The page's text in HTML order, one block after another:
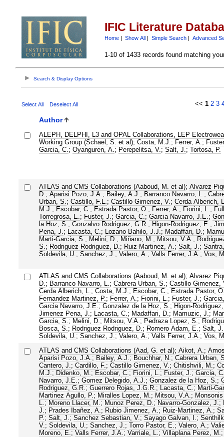
IFIC Literature
Home| Show All| Simple Search| Advanced
1-10 of 1433 records found matching
Search & Display Options
Select All Deselect All << 1 2 3
Author
ALEPH, DELPHI, L3 and OPAL Collaborations, LEP
Working Group (Schael, S. et al); Costa, M.J. ; Ferrer, A. ;
Garcia, C. ; Oyanguren, A. ; Perepelitsa, V. ; Salt, J. ; Tortosa, P.
ATLAS and CMS Collaborations (Aaboud, M. et al); Alvarez
D. ; Aparisi Pozo, J.A. ; Bailey, A.J. ; Barranco Navarro, L. ;
Urban, S. ; Castillo, F.L. ; Castillo Gimenez, V. ; Cerda Alberich,
M.J. ; Escobar, C. ; Estrada Pastor, O. ; Ferrer, A. ; Fiorini, L. ;
Torregrosa, E. ; Fuster, J. ; Garcia, C. ; Garcia Navarro, J.E. ;
la Hoz, S. ; Gonzalvo Rodriguez, G.R. ; Higon-Rodriguez, E. ;
Pena, J. ; Lacasta, C. ; Lozano Bahilo, J.J. ; Madaffari, D. ;
Marti-Garcia, S. ; Melini, D. ; Miñano, M. ; Mitsou, V.A. ;
S. ; Rodriguez Rodriguez, D. ; Ruiz-Martinez, A. ; Salt, J. ;
Soldevila, U. ; Sanchez, J. ; Valero, A. ; Valls Ferrer, J.A. ; Vos,
ATLAS and CMS Collaborations (Aaboud, M. et al); Alvarez
D. ; Barranco Navarro, L. ; Cabrera Urban, S. ; Castillo Gimenez,
Cerda Alberich, L. ; Costa, M.J. ; Escobar, C. ; Estrada Pastor,
Fernandez Martinez, P. ; Ferrer, A. ; Fiorini, L. ; Fuster, J. ;
Garcia Navarro, J.E. ; Gonzalez de la Hoz, S. ; Higon-
Jimenez Pena, J. ; Lacasta, C. ; Madaffari, D. ; Mamuzic, J. ;
Garcia, S. ; Melini, D. ; Mitsou, V.A. ; Pedraza Lopez, S. ;
Bosca, S. ; Rodriguez Rodriguez, D. ; Romero Adam, E. ; Salt, J.
Soldevila, U. ; Sanchez, J. ; Valero, A. ; Valls Ferrer, J.A. ; Vos,
ATLAS and CMS Collaborations (Aad, G. et al); Aikot, A. ;
Aparisi Pozo, J.A. ; Bailey, A.J. ; Bouchhar, N. ; Cabrera Urban,
Cantero, J. ; Cardillo, F. ; Castillo Gimenez, V. ; Chitishvili, M. ;
M.J. ; Didenko, M. ; Escobar, C. ; Fiorini, L. ; Fuster, J. ; Garcia,
Navarro, J.E. ; Gomez Delegido, A.J. ; Gonzalez de la Hoz, S. ;
Rodriguez, G.R. ; Guerrero Rojas, J.G.R. ; Lacasta, C. ; Marti-
Martinez Agullo, P. ; Miralles Lopez, M. ; Mitsou, V.A. ;
; Moreno Llacer, M. ; Munoz Perez, D. ; Navarro-Gonzalez, J. ;
J. ; Prades Ibañez, A. ; Rubio Jimenez, A. ; Ruiz-Martinez, A. ;
P. ; Salt, J. ; Sanchez Sebastian, V. ; Sayago Galvan, I. ;
V. ; Soldevila, U. ; Sanchez, J. ; Torro Pastor, E. ; Valero, A. ;
Moreno, E. ; Valls Ferrer, J.A. ; Varriale, L. ; Villaplana Perez, M.